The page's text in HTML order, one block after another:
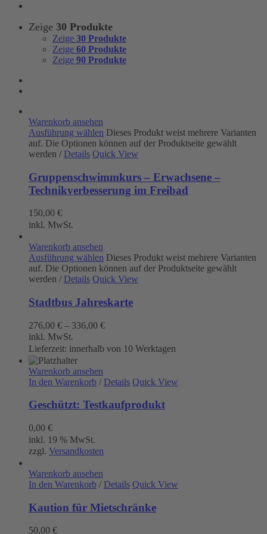
Zeige 30 Produkte
Zeige 30 Produkte
Zeige 60 Produkte
Zeige 90 Produkte
Warenkorb ansehen
Ausführung wählen Dieses Produkt weist mehrere Varianten
auf. Die Optionen können auf der Produktseite gewählt
werden / Details Quick View
Gruppenschwimmkurs – Erwachsene –
Technikverbesserung im Freibad
150,00 €
inkl. MwSt.
Warenkorb ansehen
Ausführung wählen Dieses Produkt weist mehrere Varianten
auf. Die Optionen können auf der Produktseite gewählt
werden / Details Quick View
Stadtbus Jahreskarte
276,00 € – 336,00 €
inkl. MwSt.
Lieferzeit: innerhalb von 10 Werktagen
Warenkorb ansehen
In den Warenkorb / Details Quick View
Geschützt: Testkaufprodukt
0,00 €
inkl. 19 % MwSt.
zzgl. Versandkosten
Warenkorb ansehen
In den Warenkorb / Details Quick View
Kaution für Mietschränke
50,00 €